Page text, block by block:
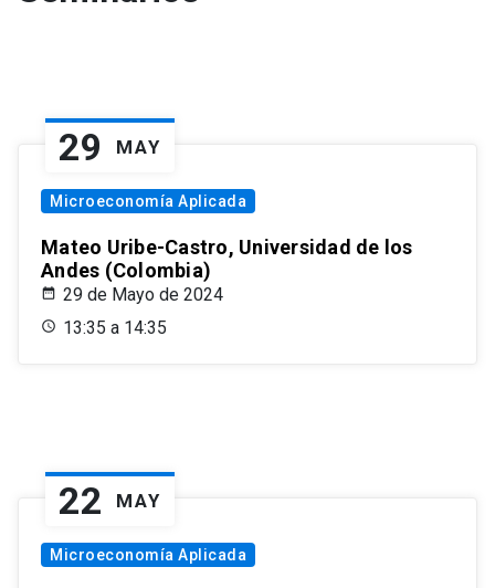
29 MAY
Microeconomía Aplicada
Mateo Uribe-Castro, Universidad de los
Andes (Colombia)
29 de Mayo de 2024
13:35 a 14:35
22 MAY
Microeconomía Aplicada